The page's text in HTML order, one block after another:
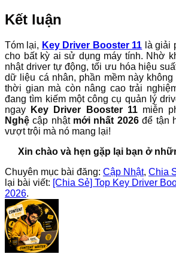
Kết luận
Tóm lại, Key Driver Booster 11 là giải
cho bất kỳ ai sử dụng máy tính. Nhờ
nhật driver tự động, tối ưu hóa hiệu
dữ liệu cá nhân, phần mềm này
thời gian mà còn nâng cao trải
đang tìm kiếm một công cụ quản lý
ngay
Key Driver Booster 11miễn
Nghệ cập nhật mới nhất 2026để tận
vượt trội mà nó mang lại!
Xin chào và hẹn gặp lại bạn ở
Chuyên mục bài đăng: Cập Nhật, Chia
lại bài viết: [Chia Sẻ] Top Key Driver
2026.